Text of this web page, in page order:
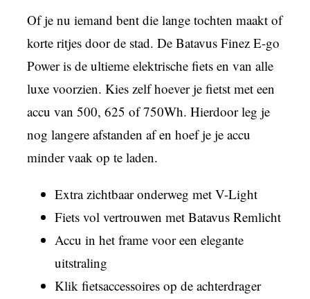
Of je nu iemand bent die lange tochten maakt of
korte ritjes door de stad. De Batavus Finez E-go
Power is de ultieme elektrische fiets en van alle
luxe voorzien. Kies zelf hoever je fietst met een
accu van 500, 625 of 750Wh. Hierdoor leg je
nog langere afstanden af en hoef je je accu
minder vaak op te laden.
Extra zichtbaar onderweg met V-Light
Fiets vol vertrouwen met Batavus Remlicht
Accu in het frame voor een elegante
uitstraling
Klik fietsaccessoires op de achterdrager